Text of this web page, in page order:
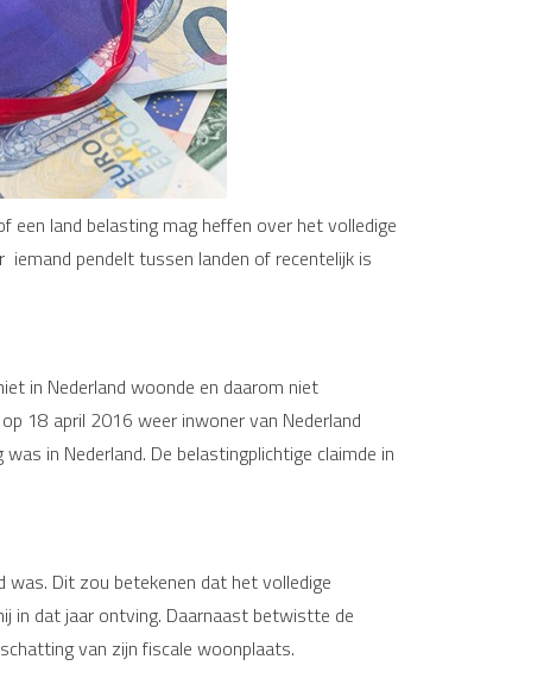
een land belasting mag heffen over het volledige
pendelt tussen landen of recentelijk is
in Nederland woonde en daarom niet
18 april 2016 weer inwoner van Nederland
in Nederland. De belastingplichtige claimde in
was. Dit zou betekenen dat het volledige
in dat jaar ontving. Daarnaast betwistte de
van zijn fiscale woonplaats.